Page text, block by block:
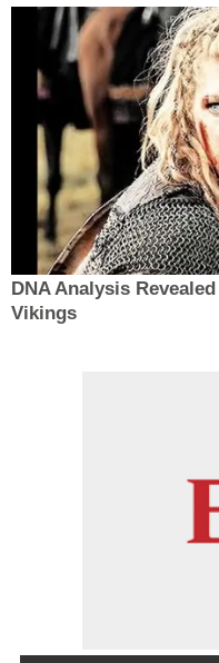
DNA Analysis
Vikings